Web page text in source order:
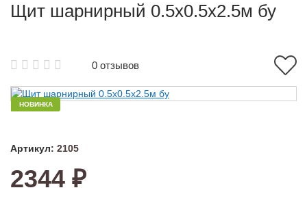
Щит шарнирный 0.5x0.5x2.5м бу
0 отзывов
НОВИНКА
Артикул: 2105
2344 ₽